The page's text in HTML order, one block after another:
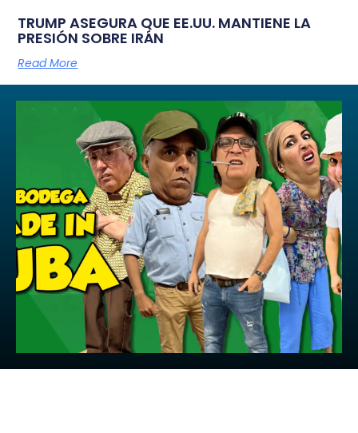
TRUMP ASEGURA QUE EE.UU. MANTIENE LA
PRESIÓN SOBRE IRÁN
Read More